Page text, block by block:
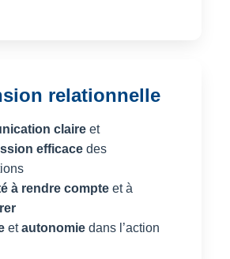
relationnelle
claire et
efficace des
à rendre compte et à
etautonomie dans l’action